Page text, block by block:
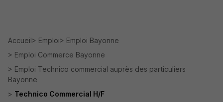
Accueil Emploi
Emploi Bayonne
Emploi Commerce Bayonne
Emploi Technico commercial auprès des particuliers
Bayonne
Technico Commercial H/F